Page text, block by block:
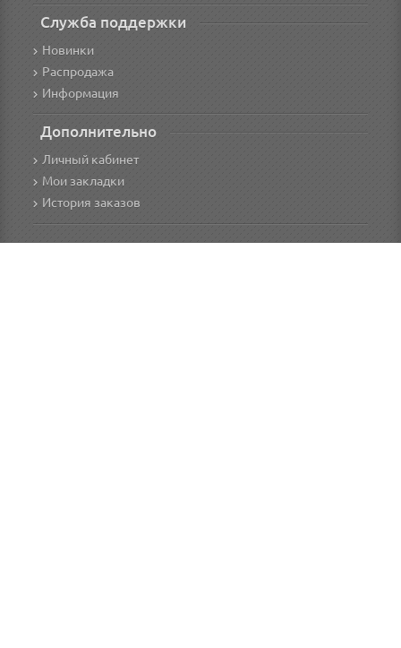
Служба поддержки
Новинки
Распродажа
Информация
Дополнительно
Личный кабинет
Мои закладки
История заказов